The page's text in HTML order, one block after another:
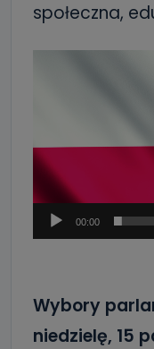
społeczna,
00:00
Wybory
niedzielę, 15